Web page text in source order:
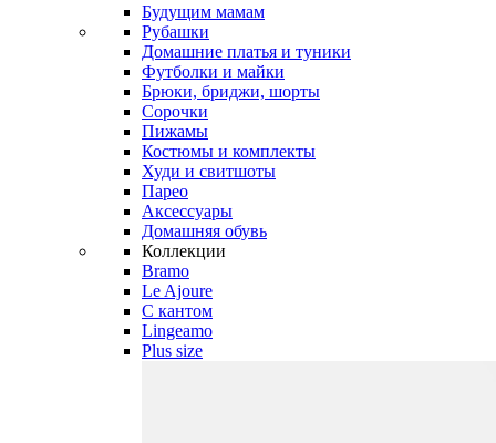
Будущим мамам
Рубашки
Домашние платья и туники
Футболки и майки
Брюки, бриджи, шорты
Сорочки
Пижамы
Костюмы и комплекты
Худи и свитшоты
Парео
Аксессуары
Домашняя обувь
Коллекции
Bramo
Le Ajoure
С кантом
Lingeamo
Plus size